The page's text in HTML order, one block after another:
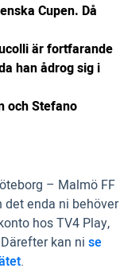
Cupen. Då
är fortfarande
han ådrog sig i
och Stefano
– Malmö FF
enda ni behöver
hos TV4 Play,
kan ni se
.